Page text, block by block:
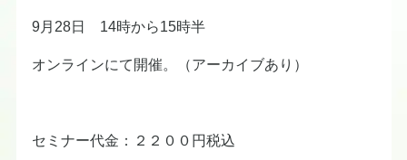
9月28日 14時から15時半
オンラインにて開催。（アーカイブあり）
セミナー代金：２２００円税込